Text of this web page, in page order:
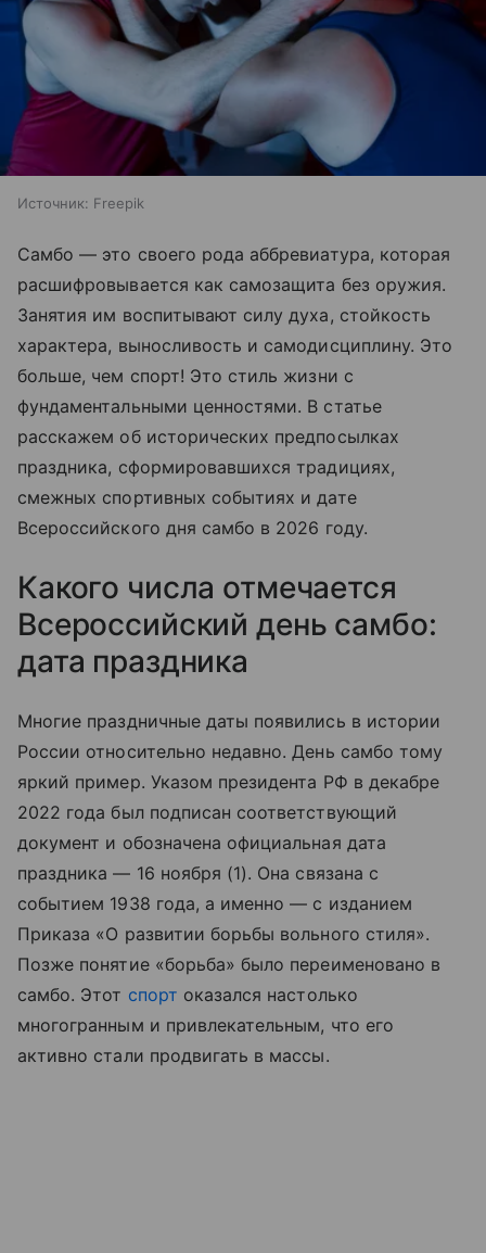
Источник: Freepik
Самбо — это своего рода аббревиатура, которая
расшифровывается как самозащита без оружия.
Занятия им воспитывают силу духа, стойкость
характера, выносливость и самодисциплину. Это
больше, чем спорт! Это стиль жизни с
фундаментальными ценностями. В статье
расскажем об исторических предпосылках
праздника, сформировавшихся традициях,
смежных спортивных событиях и дате
Всероссийского дня самбо в 2026 году.
Какого числа отмечается
Всероссийский день самбо:
дата праздника
Многие праздничные даты появились в истории
России относительно недавно. День самбо тому
яркий пример. Указом президента РФ в декабре
2022 года был подписан соответствующий
документ и обозначена официальная дата
праздника — 16 ноября (1). Она связана с
событием 1938 года, а именно — с изданием
Приказа «О развитии борьбы вольного стиля».
Позже понятие «борьба» было переименовано в
самбо. Этот спорт оказался настолько
многогранным и привлекательным, что его
активно стали продвигать в массы.